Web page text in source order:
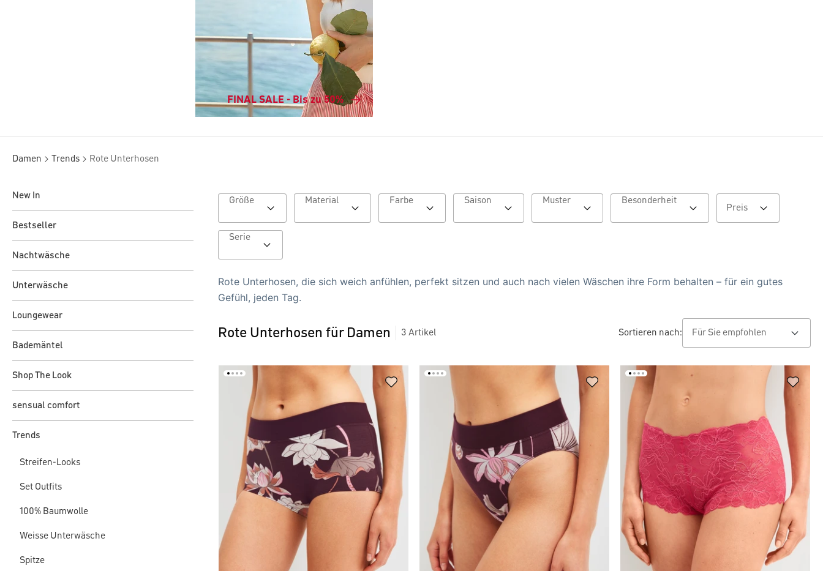
FINAL SALE - Bis zu 50%
Damen Trends Rote Unterhosen
New In
Bestseller
Nachtwäsche
Unterwäsche
Loungewear
Bademäntel
Shop The Look
sensual comfort
Trends
Streifen-Looks
Set Outfits
100% Baumwolle
Weisse Unterwäsche
Spitze
Größe Material Farbe Muster Besonderheit
Preis
Serie
Rote Unterhosen, die sich weich anfühlen, perfekt sitzen und auch nach vielen Wäschen ihre Form behalten – für ein gutes
Gefühl, jeden Tag.
Rote Unterhosen für Damen 3 Artikel Sortieren nach: